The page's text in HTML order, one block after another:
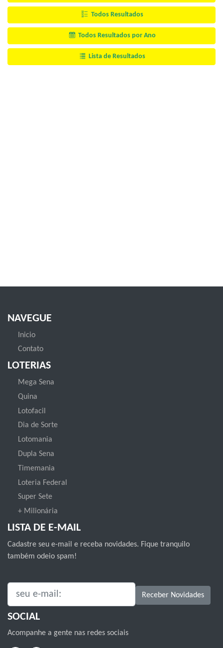
Todos Resultados
Todos Resultados por Ano
Lista de Resultados
NAVEGUE
Inicio
Contato
LOTERIAS
Mega Sena
Quina
Lotofacil
Dia de Sorte
Lotomania
Dupla Sena
Timemania
Loteria Federal
Super Sete
+ Milionária
LISTA DE E-MAIL
Cadastre seu e-mail e receba novidades. Fique tranquilo
também odeio spam!
SEU E-MAIL: Receber Novidades
SOCIAL
Acompanhe a gente nas redes sociais